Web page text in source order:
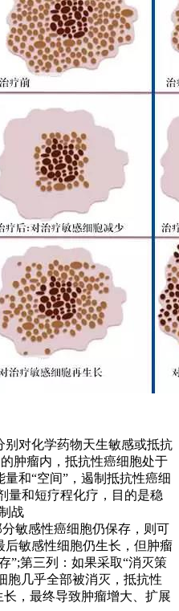
别对化学药物天生敏感或抵抗
肿瘤内，抵抗性癌细胞处于
和“空间”，遏制抵抗性癌细
量和短疗程化疗，目的是稳
战
分敏感性癌细胞仍保存，则可
敏感性细胞仍生长，但肿瘤
”;第三列：如果采取“消灭策
胞几乎全部被消灭，抵抗性
，最终导致肿瘤增大、扩展